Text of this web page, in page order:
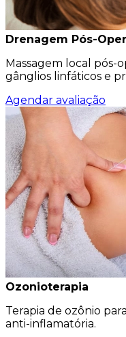
Drenagem Pós-
Massagem local pós-
gânglios linfáticos e
Agendar avaliação
Ozonioterapia
Terapia de ozônio
anti-inflamatória.